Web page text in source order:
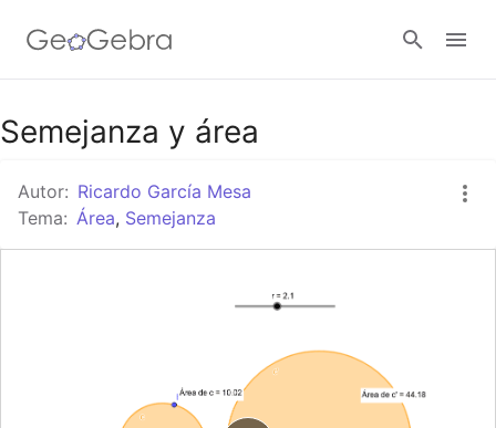
Google Classroom
GeoGebra Classroom
Semejanza y área
Autor: Ricardo García Mesa
Tema: Área, Semejanza